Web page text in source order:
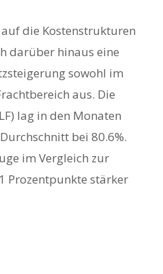
die Kostenstrukturen
darüber hinaus eine
sowohl im
aus. Die
lag in den Monaten
bei 80.6%.
im Vergleich zur
Prozentpunkte stärker